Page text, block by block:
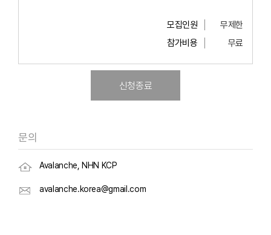
모집인원
무제한
참가비용
무료
신청종료
문의
Avalanche, NHN KCP
avalanche.korea@gmail.com